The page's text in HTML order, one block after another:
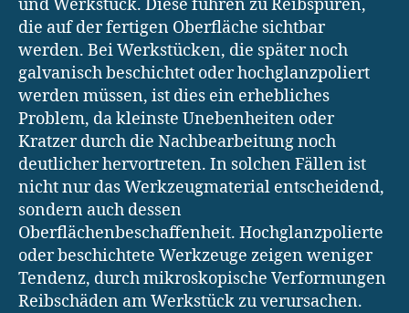
und Werkstück. Diese führen zu Reibspuren,
die auf der fertigen Oberfläche sichtbar
werden. Bei Werkstücken, die später noch
galvanisch beschichtet oder hochglanzpoliert
werden müssen, ist dies ein erhebliches
Problem, da kleinste Unebenheiten oder
Kratzer durch die Nachbearbeitung noch
deutlicher hervortreten. In solchen Fällen ist
nicht nur das Werkzeugmaterial entscheidend,
sondern auch dessen
Oberflächenbeschaffenheit. Hochglanzpolierte
oder beschichtete Werkzeuge zeigen weniger
Tendenz, durch mikroskopische Verformungen
Reibschäden am Werkstück zu verursachen.